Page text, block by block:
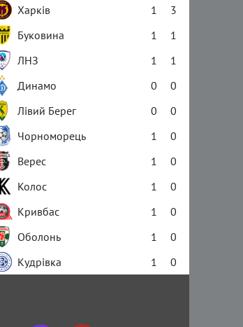
Харків 1
3
Буковина 1
1
ЛНЗ 1
1
Динамо 0
0
Лівий Берег 0
0
Чорноморець 1
0
Верес 1
0
Колос 1
0
Кривбас 1
0
Оболонь 1
0
Кудрівка 1 0